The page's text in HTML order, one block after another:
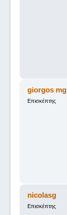
giorgos mg
Επισκέπτης
nicolasg
Επισκέπτης